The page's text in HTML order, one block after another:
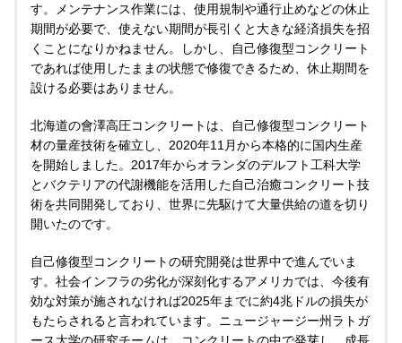
す。メンテナンス作業には、使用規制や通行止めなどの休止
期間が必要で、使えない期間が長引くと大きな経済損失を招
くことになりかねません。しかし、自己修復型コンクリート
であれば使用したままの状態で修復できるため、休止期間を
設ける必要はありません。
北海道の會澤高圧コンクリートは、自己修復型コンクリート
材の量産技術を確立し、2020年11月から本格的に国内生産
を開始しました。2017年からオランダのデルフト工科大学
とバクテリアの代謝機能を活用した自己治癒コンクリート技
術を共同開発しており、世界に先駆けて大量供給の道を切り
開いたのです。
自己修復型コンクリートの研究開発は世界中で進んでいま
す。社会インフラの劣化が深刻化するアメリカでは、今後有
効な対策が施されなければ2025年までに約4兆ドルの損失が
もたらされると言われています。ニュージャージー州ラトガ
ース大学の研究チームは、コンクリートの中で発芽し、成長